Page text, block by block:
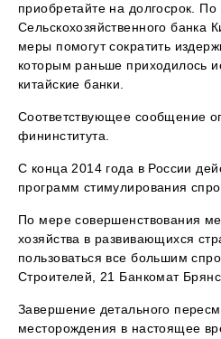
приобретайте на долгосрок. По
Сельскохозяйственного банка
меры помогут сократить
которым раньше приходилось
китайские банки.
Соответствующее сообщение
фининститута.
С конца 2014 года в России
программ стимулирования
По мере совершенствования
хозяйства в развивающихся
пользоваться все большим
Строителей, 21 Банкомат
Завершение детального
месторождения в настоящее